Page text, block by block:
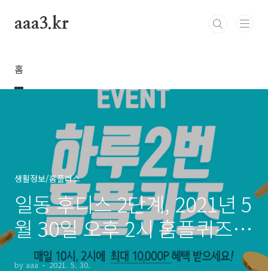
aaa3.kr
홈
생활정보/홈플러스
일동 후디스 2단계, 2021년 5
월 30일 오후 2시 홈플퀴즈
정답
by aaa 2021. 5. 30.